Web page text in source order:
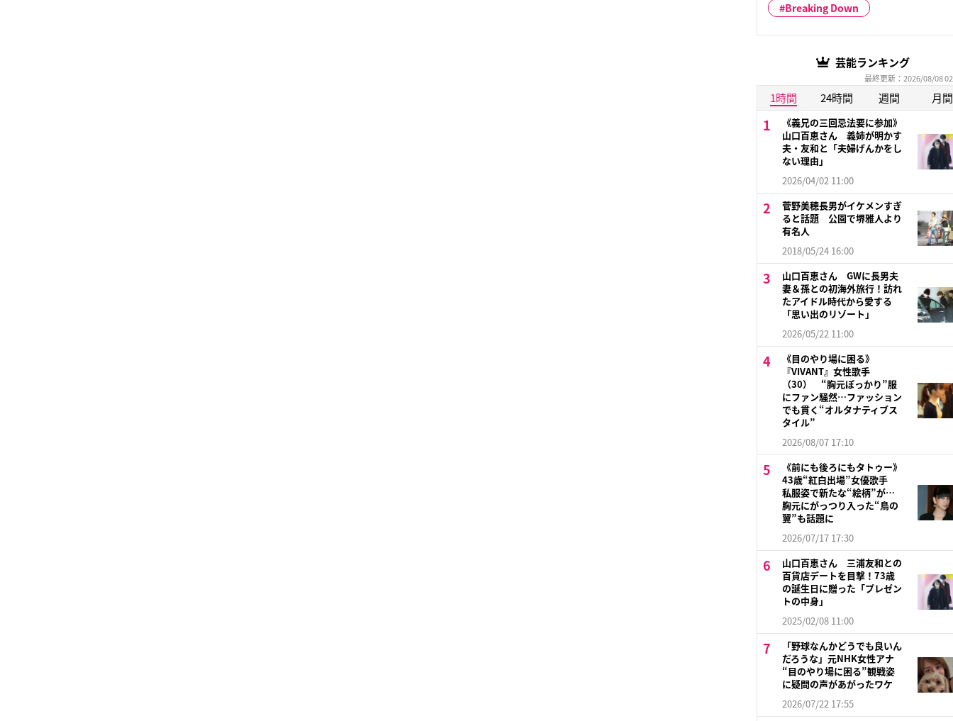
Breaking Down
芸能ランキング
最終更新：2026/08/08
1時間 24時間 週間 月間
《義兄の三回忌法要に参加》
山口百恵さん 義姉が明かす
夫・友和と「夫婦げんかをし
ない理由」
2026/04/02 11:00
菅野美穂長男がイケメンすぎ
ると話題 公園で堺雅人より
有名人
2018/05/24 16:00
山口百恵さん GWに長男夫
妻＆孫との初海外旅行！訪れ
たアイドル時代から愛する
「思い出のリゾート」
2026/05/22 11:00
《目のやり場に困る》
『VIVANT』女性歌手
（30） “胸元ぽっかり”服
にファン騒然…ファッション
でも貫く“オルタナティブス
タイル”
2026/08/07 17:10
《前にも後ろにもタトゥー》
43歳“紅白出場”女優歌手
私服姿で新たな“絵柄”が…
胸元にがっつり入った“鳥の
翼”も話題に
2026/07/17 17:30
山口百恵さん 三浦友和との
百貨店デートを目撃！73歳
の誕生日に贈った「プレゼン
トの中身」
2025/02/08 11:00
「野球なんかどうでも良いん
だろうな」元NHK女性アナ
“目のやり場に困る”観戦姿
に疑問の声があがったワケ
2026/07/22 17:55